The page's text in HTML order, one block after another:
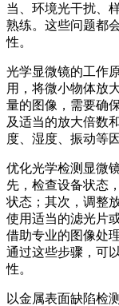
当、环境光干扰、
熟练。这些问题都
性。
光学显微镜的工作
用，将微小物体放
量的图像，需要确
及适当的放大倍数
度、湿度、振动等
优化光学检测显微
先，检查设备状态
状态；其次，调整
使用适当的滤光片
借助专业的图像处
通过这些步骤，可
性。
以金属表面缺陷检